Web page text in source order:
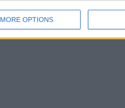
MORE OPTIONS